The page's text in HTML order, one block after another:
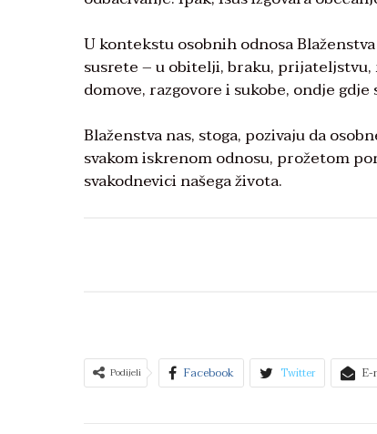
U kontekstu osobnih odnosa
susrete – u obitelji, braku, prijateljstvu,
domove, razgovore i sukobe, ondje
Blaženstva nas, stoga, pozivaju da
svakom iskrenom odnosu, prožetom
svakodnevici našega života.
Podijeli Facebook Twitter